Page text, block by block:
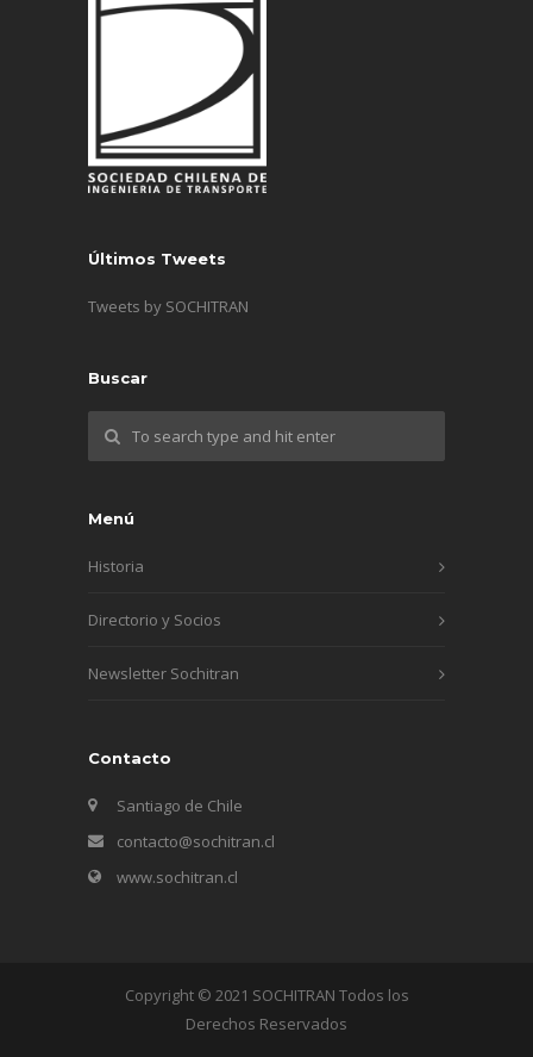
Últimos Tweets
Tweets by SOCHITRAN
Buscar
Menú
Historia
Directorio y Socios
Newsletter Sochitran
Contacto
Santiago de Chile
contacto@sochitran.cl
www.sochitran.cl
Copyright © 2021 SOCHITRAN Todos los
Derechos Reservados